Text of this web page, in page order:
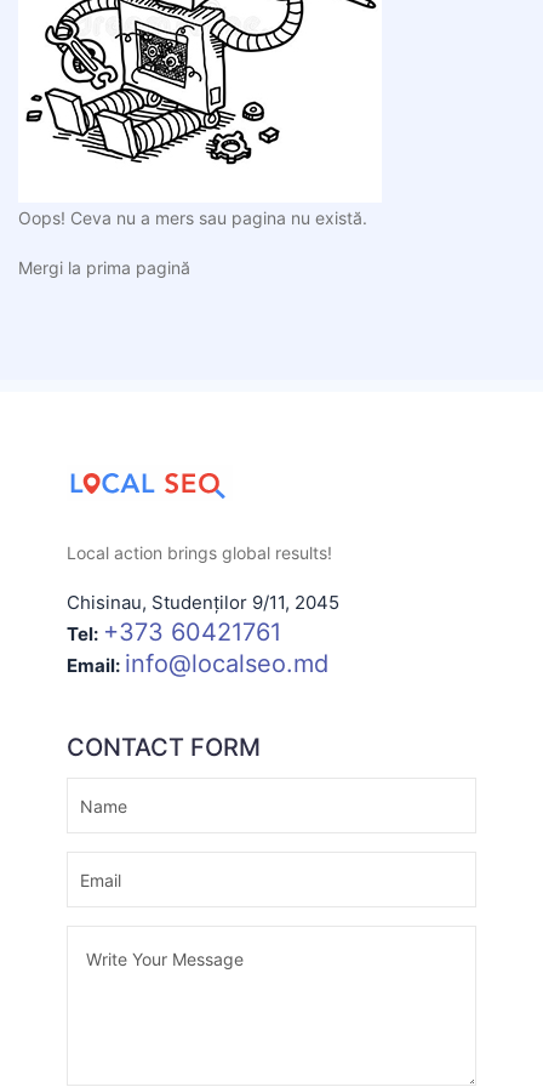
Oops! Ceva nu a mers sau pagina nu există.
Mergi la prima pagină
Local action brings global results!
Chisinau, Studenților 9/11, 2045
Tel: +373 60421761
Email: info@localseo.md
CONTACT FORM